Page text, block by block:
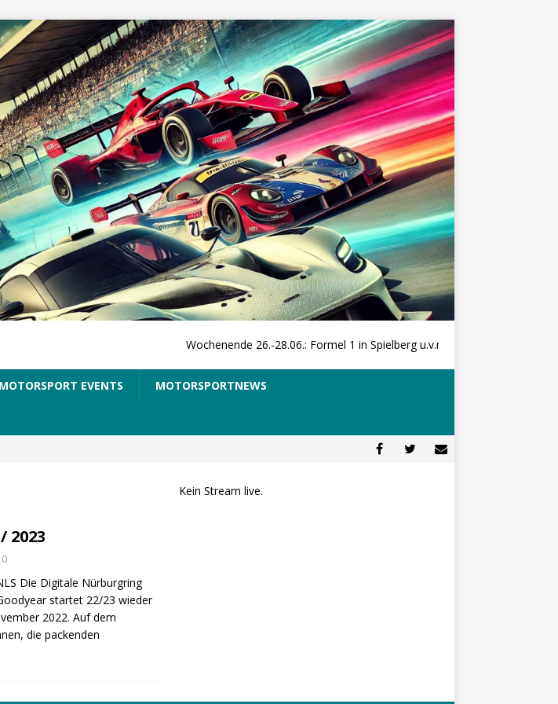
Wochenende 26.-28.06.: Formel 1 in Spielberg u.v.m.
MOTORSPORT EVENTS MOTORSPORTNEWS
2023
0
Die Digitale Nürburgring
startet 22/23 wieder
2022. Auf dem
die packenden
Kein Stream live.